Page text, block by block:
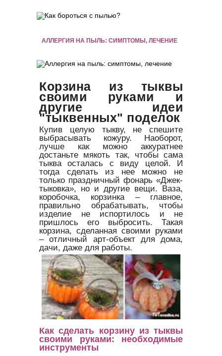
АЛЛЕРГИЯ НА ПЫЛЬ: СИМПТОМЫ, ЛЕЧЕНИЕ
Корзина из тыквы
своими руками и
другие идеи
"тыквенных" поделок
Купив целую тыкву, не спешите
выбрасывать кожуру. Наоборот,
лучше как можно аккуратнее
достаньте мякоть так, чтобы сама
тыква осталась с виду целой. И
тогда сделать из нее можно не
только праздничный фонарь «Джек-
тыковка», но и другие вещи. Ваза,
коробочка, корзинка – главное,
правильно обрабатывать, чтобы
изделие не испортилось и не
пришлось его выбросить. Такая
корзина, сделанная своими руками
– отличный арт-объект для дома,
дачи, даже для работы.
Как сделать корзину из тыквы
своими руками: необходимые
инструменты